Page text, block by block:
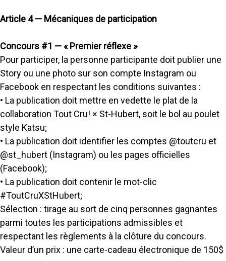
Article 4 — Mécaniques de participation
Concours #1 — « Premier réflexe »
Pour participer, la personne participante doit publier une
Story ou une photo sur son compte Instagram ou
Facebook en respectant les conditions suivantes :
• La publication doit mettre en vedette le plat de la
collaboration Tout Cru! × St-Hubert, soit le bol au poulet
style Katsu;
• La publication doit identifier les comptes @toutcru et
@st_hubert (Instagram) ou les pages officielles
(Facebook);
• La publication doit contenir le mot-clic
#ToutCruXStHubert;
Sélection : tirage au sort de cinq personnes gagnantes
parmi toutes les participations admissibles et
respectant les règlements à la clôture du concours.
Valeur d’un prix : une carte-cadeau électronique de 150$